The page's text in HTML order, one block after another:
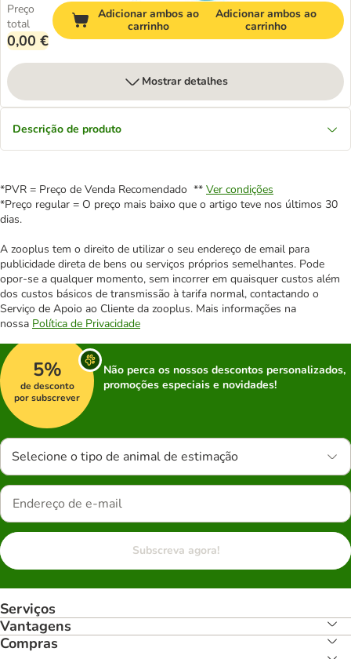
Preço
total
0,00 €
Adicionar ambos ao
carrinho
Adicionar ambos ao
carrinho
Mostrar detalhes
Descrição de produto
*PVR = Preço de Venda Recomendado ** Ver condições
*Preço regular = O preço mais baixo que o artigo teve nos últimos 30
dias.
A zooplus tem o direito de utilizar o seu endereço de email para
publicidade direta de bens ou serviços próprios semelhantes. Pode
opor-se a qualquer momento, sem incorrer em quaisquer custos além
dos custos básicos de transmissão à tarifa normal, contactando o
Serviço de Apoio ao Cliente da zooplus. Mais informações na
nossa Política de Privacidade
5%
de desconto
por subscrever
Não perca os nossos descontos personalizados,
promoções especiais e novidades!
Selecione o tipo de animal de estimação
Subscreva agora!
Serviços
Vantagens
Compras